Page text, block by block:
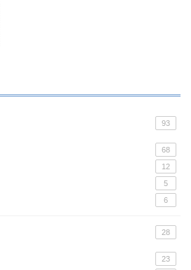
93
68
12
5
6
28
23